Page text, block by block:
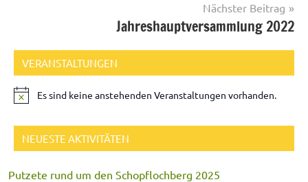
Nächster Beitrag
Jahreshauptversammlung 2022
VERANSTALTUNGEN
Es sind keine anstehenden Veranstaltungen vorhanden.
NEUESTE AKTIVITÄTEN
Putzete rund um den Schopflochberg 2025